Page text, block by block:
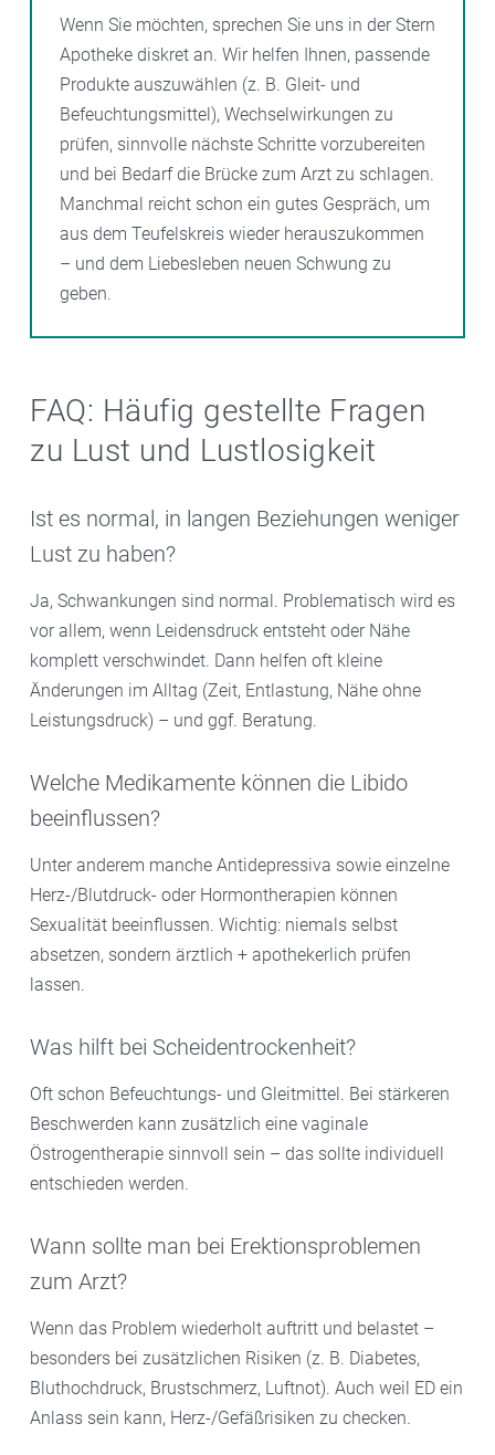
Wenn Sie möchten, sprechen Sie uns in der Stern
Apotheke diskret an. Wir helfen Ihnen, passende
Produkte auszuwählen (z. B. Gleit- und
Befeuchtungsmittel), Wechselwirkungen zu
prüfen, sinnvolle nächste Schritte vorzubereiten
und bei Bedarf die Brücke zum Arzt zu schlagen.
Manchmal reicht schon ein gutes Gespräch, um
aus dem Teufelskreis wieder herauszukommen
– und dem Liebesleben neuen Schwung zu
geben.
FAQ: Häufig gestellte Fragen
zu Lust und Lustlosigkeit
Ist es normal, in langen Beziehungen weniger
Lust zu haben?
Ja, Schwankungen sind normal. Problematisch wird es
vor allem, wenn Leidensdruck entsteht oder Nähe
komplett verschwindet. Dann helfen oft kleine
Änderungen im Alltag (Zeit, Entlastung, Nähe ohne
Leistungsdruck) – und ggf. Beratung.
Welche Medikamente können die Libido
beeinflussen?
Unter anderem manche Antidepressiva sowie einzelne
Herz-/Blutdruck- oder Hormontherapien können
Sexualität beeinflussen. Wichtig: niemals selbst
absetzen, sondern ärztlich + apothekerlich prüfen
lassen.
Was hilft bei Scheidentrockenheit?
Oft schon Befeuchtungs- und Gleitmittel. Bei stärkeren
Beschwerden kann zusätzlich eine vaginale
Östrogentherapie sinnvoll sein – das sollte individuell
entschieden werden.
Wann sollte man bei Erektionsproblemen
zum Arzt?
Wenn das Problem wiederholt auftritt und belastet –
besonders bei zusätzlichen Risiken (z. B. Diabetes,
Bluthochdruck, Brustschmerz, Luftnot). Auch weil ED ein
Anlass sein kann, Herz-/Gefäßrisiken zu checken.